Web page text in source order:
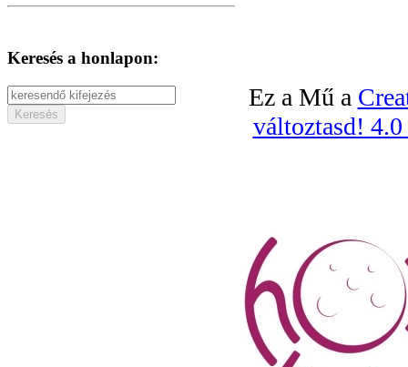
Keresés a honlapon:
Ez a Mű a
változtasd!